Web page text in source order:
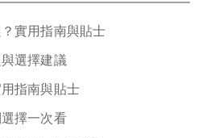
實用指南與貼士
選擇建議
指南與貼士
擇一次看